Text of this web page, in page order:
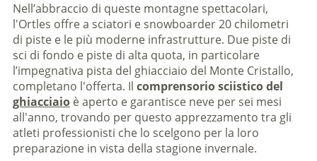
Nell’abbraccio di queste montagne spettacolari,
l'Ortles offre a sciatori e snowboarder 20 chilometri
di piste e le più moderne infrastrutture. Due piste di
sci di fondo e piste di alta quota, in particolare
l’impegnativa pista del ghiacciaio del Monte Cristallo,
completano l'offerta. Il comprensorio sciistico del
ghiacciaioè aperto e garantisce neve per sei mesi
all'anno, trovando per questo apprezzamento tra gli
atleti professionisti che lo scelgono per la loro
preparazione in vista della stagione invernale.